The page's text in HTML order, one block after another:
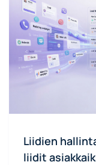
Liidien
liidit